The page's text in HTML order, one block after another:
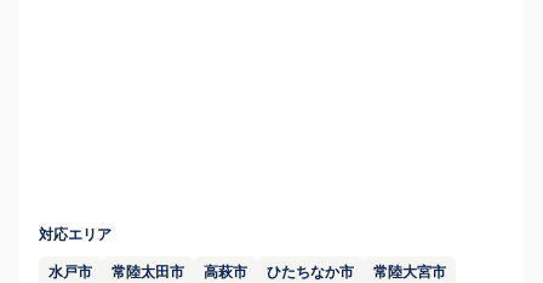
対応エリア
水戸市 常陸太田市 高萩市 ひたちなか市
常陸大宮市